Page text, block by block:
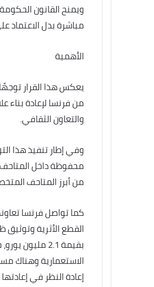
ويمنح القانون
مباشرة بدل الاعتماد
الأهمية
يعكس هذا القرار
من فرنسا لإعادة بناء
والتعاون الثقافي.
محفوظة داخل
من أبرز المتاحف
كما تواصل فرنسا
القطع الأثرية
بقيمة 2.1
الاستعمارية وهناك
إعادة النظر في